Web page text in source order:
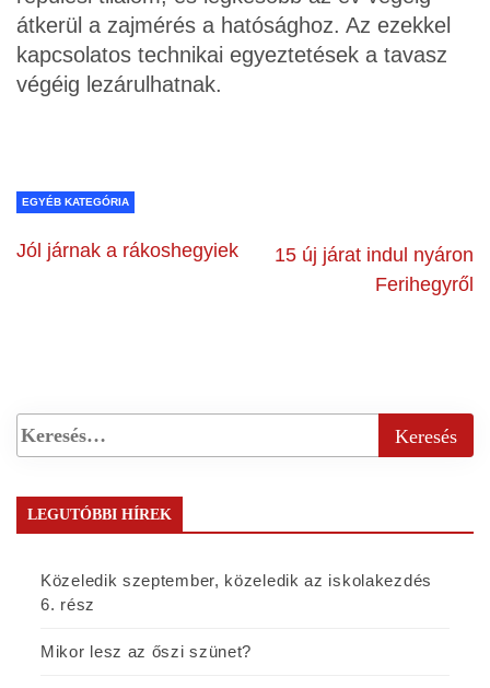
átkerül a zajmérés a hatósághoz. Az ezekkel
kapcsolatos technikai egyeztetések a tavasz
végéig lezárulhatnak.
EGYÉB KATEGÓRIA
Jól járnak a rákoshegyiek
15 új járat indul nyáron
Ferihegyről
LEGUTÓBBI HÍREK
Közeledik szeptember, közeledik az iskolakezdés
6. rész
Mikor lesz az őszi szünet?